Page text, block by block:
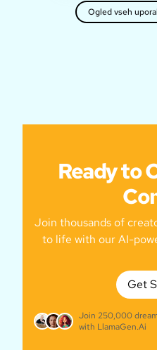
Ogled vseh
Ready to
Join thousands of
to life with our AI-
Get
Join 250,000
with LlamaGen.Ai